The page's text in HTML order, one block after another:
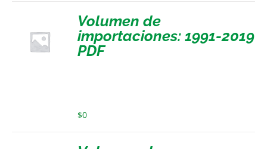
Volumen de
importaciones: 1991-2019
PDF
$0